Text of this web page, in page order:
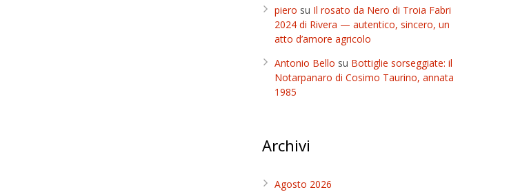
piero su Il rosato da Nero di Troia Fabri
2024 di Rivera — autentico, sincero, un
atto d’amore agricolo
Antonio Bello su Bottiglie sorseggiate: il
Notarpanaro di Cosimo Taurino, annata
1985
Archivi
Agosto 2026